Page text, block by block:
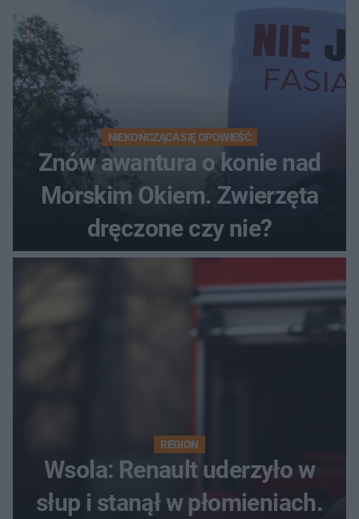
NIEKOŃCZĄCA SIĘ OPOWIEŚĆ
Znów awantura o konie nad
Morskim Okiem. Zwierzęta
dręczone czy nie?
REGION
Wsola: Renault uderzyło w
słup i stanął w płomieniach.